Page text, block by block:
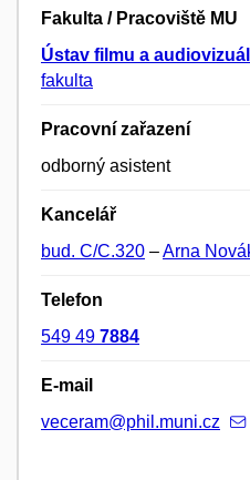
Fakulta / Pracoviště MU
Ústav filmu a
fakulta
Pracovní zařazení
odborný asistent
Kancelář
bud. C/C.320 –Arna
Telefon
549 49 7884
E-mail
veceram@phil.muni.cz